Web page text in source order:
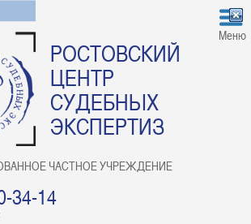
РОСТОВСКИЙ
ЦЕНТР
СУДЕБНЫХ
ЭКСПЕРТИЗ
ЧАСТНОЕ УЧРЕЖДЕНИЕ
34-14
Меню